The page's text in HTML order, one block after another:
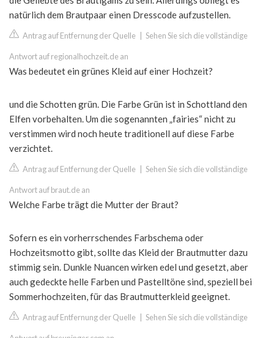
natürlich dem Brautpaar einen Dresscode aufzustellen.
Antrag auf Entfernung der Quelle Sehen Sie sich die vollständige
Antwort auf regionalhochzeit.de an
Was bedeutet ein grünes Kleid auf einer Hochzeit?
und die Schotten grün. Die Farbe Grün ist in Schottland den
Elfen vorbehalten. Um die sogenannten „fairies“ nicht zu
verstimmen wird noch heute traditionell auf diese Farbe
verzichtet.
Antrag auf Entfernung der Quelle Sehen Sie sich die vollständige
Antwort auf braut.de an
Welche Farbe trägt die Mutter der Braut?
Sofern es ein vorherrschendes Farbschema oder
Hochzeitsmotto gibt, sollte das Kleid der Brautmutter dazu
stimmig sein. Dunkle Nuancen wirken edel und gesetzt, aber
auch gedeckte helle Farben und Pastelltöne sind, speziell bei
Sommerhochzeiten, für das Brautmutterkleid geeignet.
Antrag auf Entfernung der Quelle Sehen Sie sich die vollständige